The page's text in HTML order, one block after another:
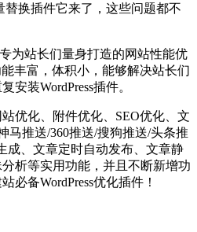
替换插件它来了，这些问题都不
为站长们量身打造的网站性能优
丰富，体积小，能够解决站长们
安装WordPress插件。
优化、附件优化、SEO优化、文
马推送/360推送/搜狗推送/头条推
成、文章定时自动发布、文章静
析等实用功能，并且不断新增功
必备WordPress优化插件！